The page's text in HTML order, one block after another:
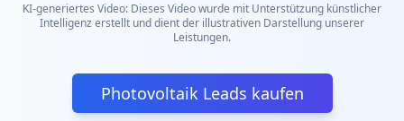
KI-generiertes Video: Dieses Video wurde mit Unterstützung künstlicher
Intelligenz erstellt und dient der illustrativen Darstellung unserer
Leistungen.
Photovoltaik Leads kaufen